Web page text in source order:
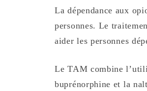
La dépendance aux
personnes. Le
aider les personnes
Le TAM combine
buprénorphine et la